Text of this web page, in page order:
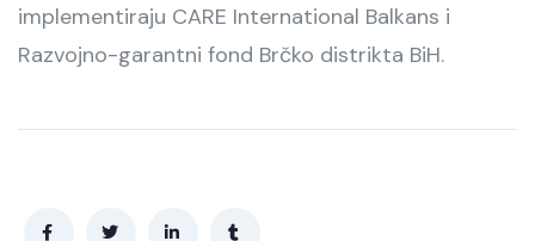
implementiraju CARE International Balkans i
Razvojno-garantni fond Brčko distrikta BiH.